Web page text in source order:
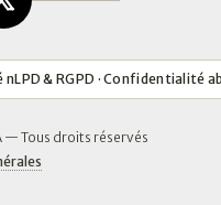
& RGPD · Confidentialité
— Tous droits réservés